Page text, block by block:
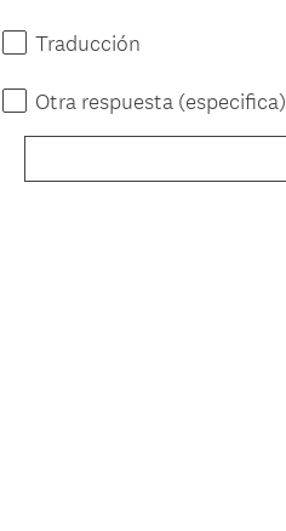
Traducción
Otra respuesta (especifica)